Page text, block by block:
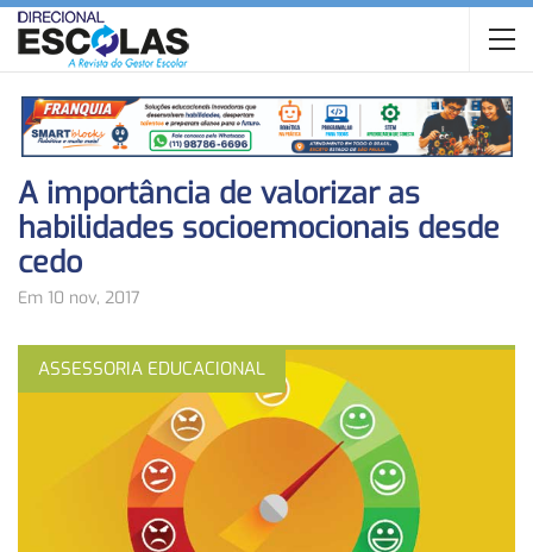
A importância de valorizar as
habilidades socioemocionais desde
cedo
Em 10 nov, 2017
ASSESSORIA EDUCACIONAL